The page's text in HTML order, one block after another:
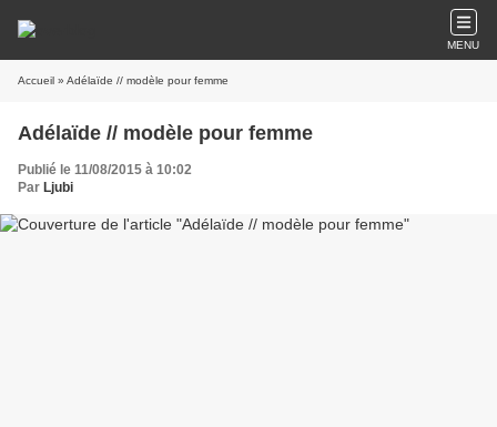
MENU
Accueil » Adélaïde // modèle pour femme
Adélaïde // modèle pour femme
Publié le 11/08/2015 à 10:02
Par Ljubi